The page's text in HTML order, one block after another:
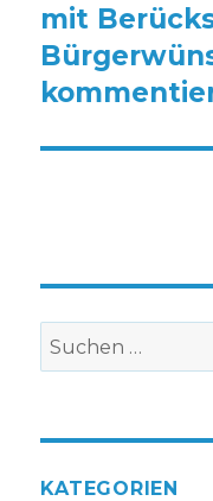
mit
Suche
nach:
KATEGORIEN